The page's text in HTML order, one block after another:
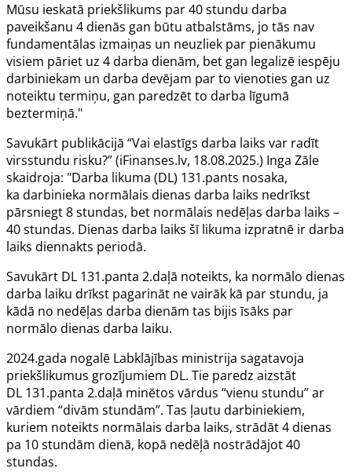
Mūsu ieskatā priekšlikums par 40 stundu darba
paveikšanu 4 dienās gan būtu atbalstāms, jo tās nav
fundamentālas izmaiņas un neuzliek par pienākumu
visiem pāriet uz 4 darba dienām, bet gan legalizē iespēju
darbiniekam un darba devējam par to vienoties gan uz
noteiktu termiņu, gan paredzēt to darba līgumā
beztermiņā."
Savukārt publikācijā “Vai elastīgs darba laiks var radīt
virsstundu risku?” (iFinanses.lv, 18.08.2025.) Inga Zāle
skaidroja: "Darba likuma (DL) 131.pants nosaka,
ka darbinieka normālais dienas darba laiks nedrīkst
pārsniegt 8 stundas, bet normālais nedēļas darba laiks –
40 stundas. Dienas darba laiks šī likuma izpratnē ir darba
laiks diennakts periodā.
Savukārt DL 131.panta 2.daļā noteikts, ka normālo dienas
darba laiku drīkst pagarināt ne vairāk kā par stundu, ja
kādā no nedēļas darba dienām tas bijis īsāks par
normālo dienas darba laiku.
2024.gada nogalē Labklājības ministrija sagatavoja
priekšlikumus grozījumiem DL. Tie paredz aizstāt
DL 131.panta 2.daļā minētos vārdus “vienu stundu” ar
vārdiem “divām stundām”. Tas ļautu darbiniekiem,
kuriem noteikts normālais darba laiks, strādāt 4 dienas
pa 10 stundām dienā, kopā nedēļā nostrādājot 40
stundas.